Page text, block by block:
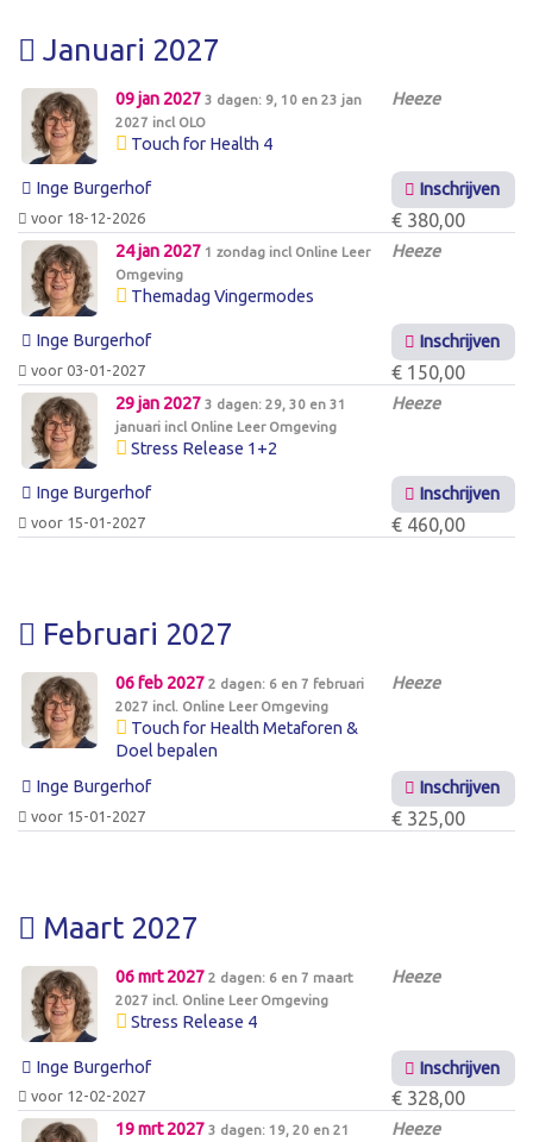
Januari 2027
09 jan 2027 3 dagen: 9, 10 en 23 jan
2027 incl OLO
Touch for Health 4
Heeze
Inge Burgerhof
voor 18-12-2026
Inschrijven
€ 380,00
24 jan 2027 1 zondag incl Online Leer
Omgeving
Themadag Vingermodes
Heeze
Inge Burgerhof
voor 03-01-2027
Inschrijven
€ 150,00
29 jan 2027 3 dagen: 29, 30 en 31
januari incl Online Leer Omgeving
Stress Release 1+2
Heeze
Inge Burgerhof
voor 15-01-2027
Inschrijven
€ 460,00
Februari 2027
06 feb 2027 2 dagen: 6 en 7 februari
2027 incl. Online Leer Omgeving
Touch for Health Metaforen &
Doel bepalen
Heeze
Inge Burgerhof
voor 15-01-2027
Inschrijven
€ 325,00
Maart 2027
06 mrt 2027 2 dagen: 6 en 7 maart
2027 incl. Online Leer Omgeving
Stress Release 4
Heeze
Inge Burgerhof
voor 12-02-2027
Inschrijven
€ 328,00
19 mrt 2027 3 dagen: 19, 20 en 21
Heeze